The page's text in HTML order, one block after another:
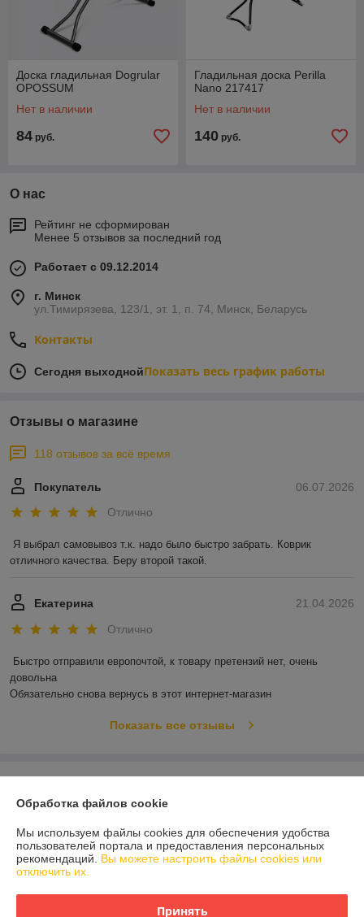
Доска гладильная Dogrular
OPOSSUM
Нет в наличии
84 руб.
Гладильная доска Perilla
Nano 217417
Нет в наличии
140 руб.
О нас
Рейтинг не сформирован
Менее 5 отзывов за последний год
Работает с 09.12.2014
г. Минск
ул.Тимирязева, 123/1, эт. 1, п. 74, Минск, Беларусь
Контакты
Сегодня выходнойПоказать весь график работы
Отзывы о магазине
118 отзывов за всё время
06.07.2026
Покупатель
Отлично
Я выбрал самовывоз т.к. надо было быстро забрать. Коврик
отличного качества. Беру второй такой.
21.04.2026
Екатерина
Отлично
Быстро отправили европочтой, к товару претензий нет, очень
довольна
Обязательно снова вернусь в этот интернет-магазин
Показать все отзывы
О нас
Доставка и оплата
График работы
Обработка файлов cookie
Мы используем файлы cookies для обеспечения удобства
пользователей портала и предоставления персональных
рекомендаций. Вы можете настроить файлы cookies или
отключить их.
Принять